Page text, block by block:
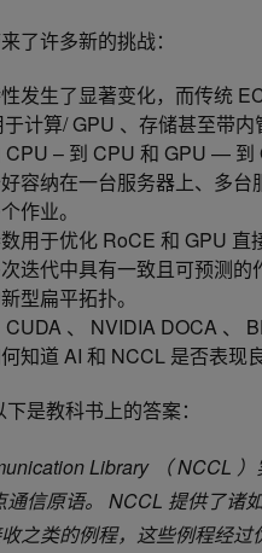
了许多新的挑战：
发生了显著变化，而传统
计算/ GPU 、存储甚至带内
– 到 CPU 和 GPU — 到
容纳在一台服务器上、多
作业。
用于优化 RoCE 和 GPU 直
迭代中具有一致且可预测的
型扁平拓扑。
、 NVIDIA DOCA 、
知道 AI 和 NCCL 是否表现
是教科书上的答案：
Library （ NCCL
信原语。 NCCL 提供了诸
之类的例程，这些例程经